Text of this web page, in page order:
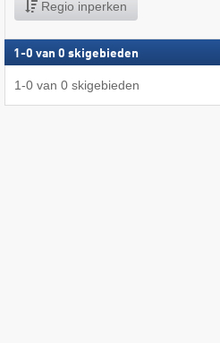
Regio inperken
1 -0 van 0 skigebieden
1-0 van 0 skigebieden